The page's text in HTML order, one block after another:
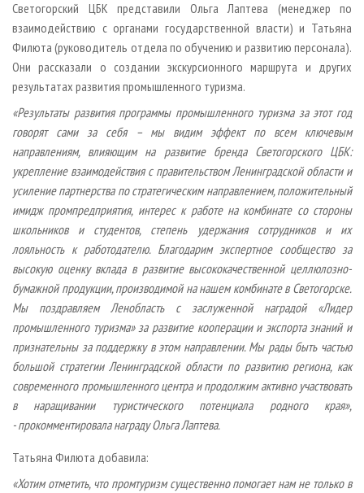
Светогорский ЦБК представили Ольга Лаптева (менеджер по
взаимодействию с органами государственной власти) и Татьяна
Филюта (руководитель отдела по обучению и развитию персонала).
Они рассказали о создании экскурсионного маршрута и других
результатах развития промышленного туризма.
«Результаты развития программы промышленного туризма за этот год
говорят сами за себя – мы видим эффект по всем ключевым
направлениям, влияющим на развитие бренда Светогорского ЦБК:
укрепление взаимодействия с правительством Ленинградской области и
усиление партнерства по стратегическим направлением, положительный
имидж промпредприятия, интерес к работе на комбинате со стороны
школьников и студентов, степень удержания сотрудников и их
лояльность к работодателю. Благодарим экспертное сообщество за
высокую оценку вклада в развитие высококачественной целлюлозно-
бумажной продукции, производимой на нашем комбинате в Светогорске.
Мы поздравляем Ленобласть с заслуженной наградой «Лидер
промышленного туризма» за развитие кооперации и экспорта знаний и
признательны за поддержку в этом направлении. Мы рады быть частью
большой стратегии Ленинградской области по развитию региона, как
современного промышленного центра и продолжим активно участвовать
в наращивании туристического потенциала родного края»,
- прокомментировала награду Ольга Лаптева.
Татьяна Филюта добавила:
«Хотим отметить, что промтуризм существенно помогает нам не только в